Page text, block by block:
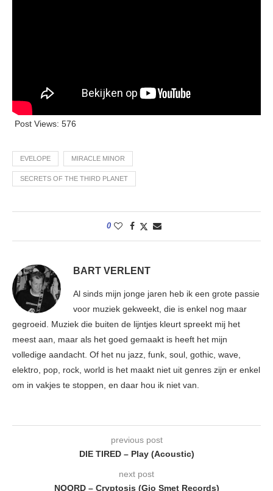
Post Views: 576
EVELOPE MIRACLE MINOR
SECRETS OF THE THIRD PLANET
0
BART VERLENT
Al sinds mijn jonge jaren heb ik een grote passie
voor muziek gekweekt, die is enkel nog maar
gegroeid. Muziek die buiten de lijntjes kleurt spreekt mij het
meest aan, maar als het goed gemaakt is heeft het mijn
volledige aandacht. Of het nu jazz, funk, soul, gothic, wave,
elektro, pop, rock, world is het maakt niet uit genres zijn er enkel
om in vakjes te stoppen, en daar hou ik niet van.
previous post
DIE TIRED – Play (Acoustic)
next post
NOORD – Cryptosis (Gio Smet Records)